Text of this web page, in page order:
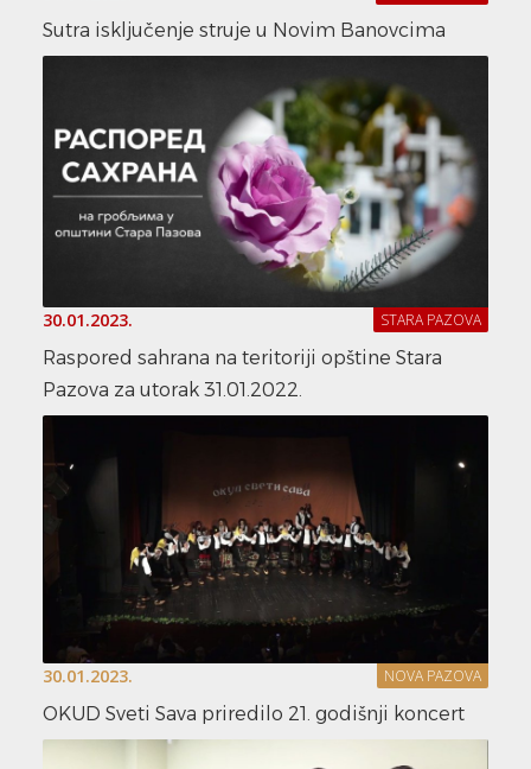
Sutra isključenje struje u Novim Banovcima
30.01.2023. STARA PAZOVA
Raspored sahrana na teritoriji opštine Stara
Pazova za utorak 31.01.2022.
30.01.2023. NOVA PAZOVA
OKUD Sveti Sava priredilo 21. godišnji koncert